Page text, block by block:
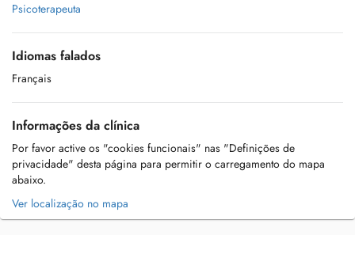
Psicoterapeuta
Idiomas falados
Français
Informações da clínica
Por favor active os "cookies funcionais" nas "Definições de
privacidade" desta página para permitir o carregamento do mapa
abaixo.
Ver localização no mapa